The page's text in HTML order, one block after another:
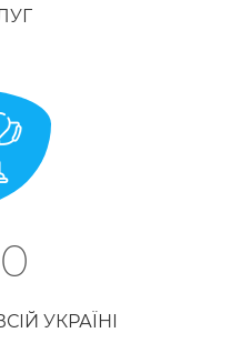
УКРАЇНІ